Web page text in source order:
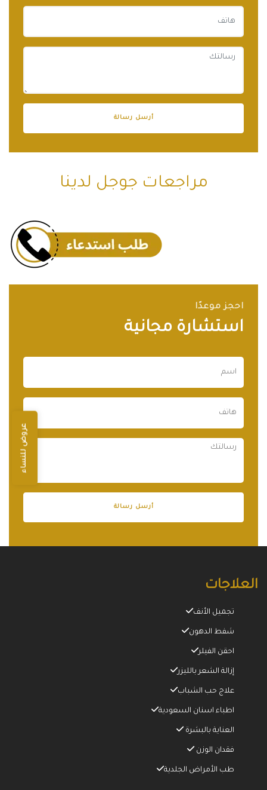
عروض للنساء
مراجعات جوجل لدينا
احجز موعدًا
استشارة مجانية
العلاجات
تجميل الأنف
شفط الدهون
احقن الفيلر
إزالة الشعر بالليزر
علاج حب الشباب
اطباء اسنان السعودية
العناية بالبشرة
فقدان الوزن
طب الأمراض الجلدية